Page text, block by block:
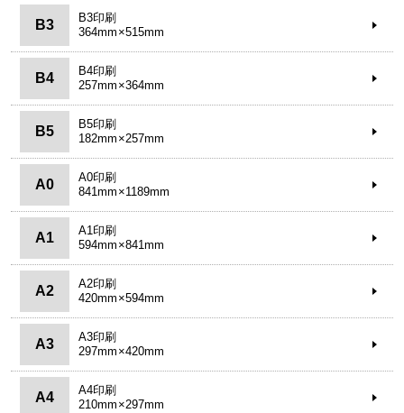
B3
B3印刷
364mm×515mm
B4
B4印刷
257mm×364mm
B5
B5印刷
182mm×257mm
A0
A0印刷
841mm×1189mm
A1
A1印刷
594mm×841mm
A2
A2印刷
420mm×594mm
A3
A3印刷
297mm×420mm
A4
A4印刷
210mm×297mm